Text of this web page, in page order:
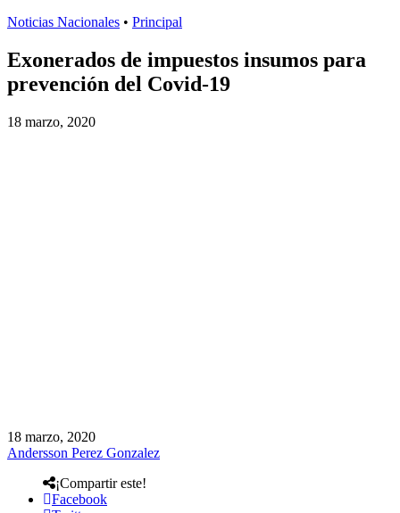
Noticias Nacionales • Principal
Exonerados de impuestos insumos para
prevención del Covid-19
18 marzo, 2020
18 marzo, 2020
Andersson Perez Gonzalez
¡Compartir este!
Facebook